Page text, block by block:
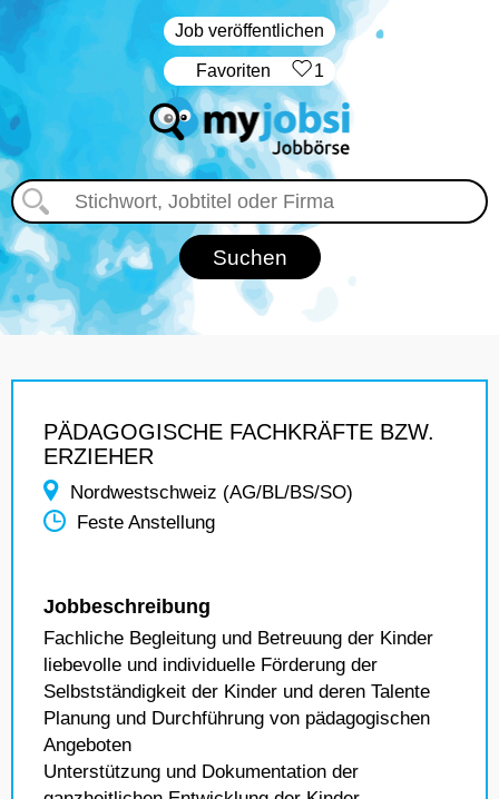
Job veröffentlichen
‏Favoriten 1
PÄDAGOGISCHE FACHKRÄFTE BZW.
ERZIEHER
Nordwestschweiz (AG/BL/BS/SO)
Feste Anstellung
Jobbeschreibung
Fachliche Begleitung und Betreuung der Kinder
liebevolle und individuelle Förderung der
Selbstständigkeit der Kinder und deren Talente
Planung und Durchführung von pädagogischen
Angeboten
Unterstützung und Dokumentation der